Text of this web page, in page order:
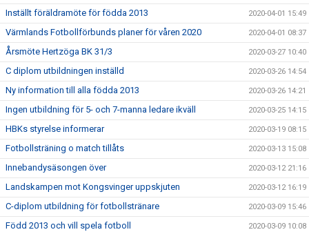
Inställt föräldramöte för födda 2013 2020-04-01 15:49
Värmlands Fotbollförbunds planer för våren 2020 2020-04-01 08:37
Årsmöte Hertzöga BK 31/3 2020-03-27 10:40
C diplom utbildningen inställd 2020-03-26 14:54
Ny information till alla födda 2013 2020-03-26 14:21
Ingen utbildning för 5- och 7-manna ledare ikväll 2020-03-25 14:15
HBKs styrelse informerar 2020-03-19 08:15
Fotbollsträning o match tillåts 2020-03-13 15:08
Innebandysäsongen över 2020-03-12 21:16
Landskampen mot Kongsvinger uppskjuten 2020-03-12 16:19
C-diplom utbildning för fotbollstränare 2020-03-09 15:46
Född 2013 och vill spela fotboll 2020-03-09 10:08